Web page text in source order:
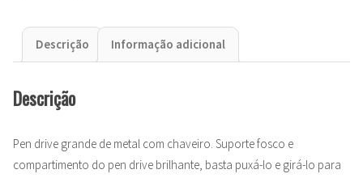
Descrição Informação adicional
Descrição
Pen drive grande de metal com chaveiro. Suporte fosco e
compartimento do pen drive brilhante, basta puxá-lo e girá-lo para